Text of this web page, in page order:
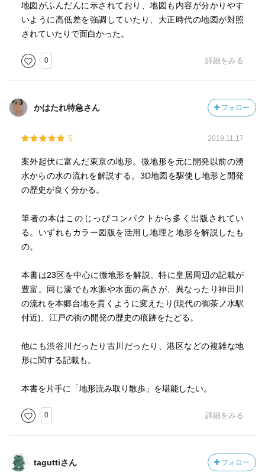
地図がふんだんに示されており、地図も内容が分かりやす
いように高低差を強調していたり、大正時代の地図が対照
されていたりで面白かった。
0 詳細をみる
かはたれ特急さん フォロー
5 2019.11.17
案外起伏に富んだ東京の地形。微地形を元に開発以前の湧
水からの水の流れを解説する。3D地図を駆使し地形と開発
の歴史が良く分かる。
筆者の本はこのじっぴコンパクトから多く出版されてい
る。いずれもカラー図版を活用し地理と地形を解説したも
の。
本書は23区を中心に微地形を解説。特に皇居周辺の記載が
豊富。同じ濠でも水源や水面の高さが、異なったり神田川
の流れを本郷台地を貫くように変えたり(現代の御茶ノ水駅
付近)、江戸の街の開発の歴史の痕跡をたどる。
他にも渋谷川だったり古川だったり、港区などの複雑な地
形に関する記載も。
本書を片手に「地形読み取り散歩」を堪能したい。
0 詳細をみる
taguttiさん フォロー